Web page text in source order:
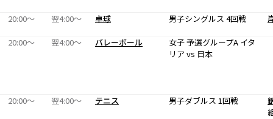
20:00〜 翌4:00〜 卓球 男子シングルス 4回戦
20:00〜 翌4:00〜 バレーボール
女子 予選グループA イタ
リア vs 日本
20:00〜 翌4:00〜 テニス 男子ダブルス 1回戦